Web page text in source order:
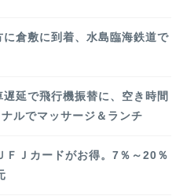
倉敷に到着、水島臨海鉄道で
延で飛行機振替に、空き時間
ルでマッサージ＆ランチ
ＦＪカードがお得。7％～20％